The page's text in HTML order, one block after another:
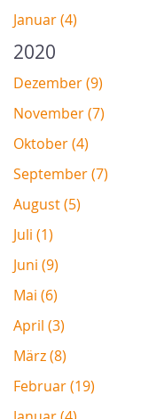
Januar (4)
2020
Dezember (9)
November (7)
Oktober (4)
September (7)
August (5)
Juli (1)
Juni (9)
Mai (6)
April (3)
März (8)
Februar (19)